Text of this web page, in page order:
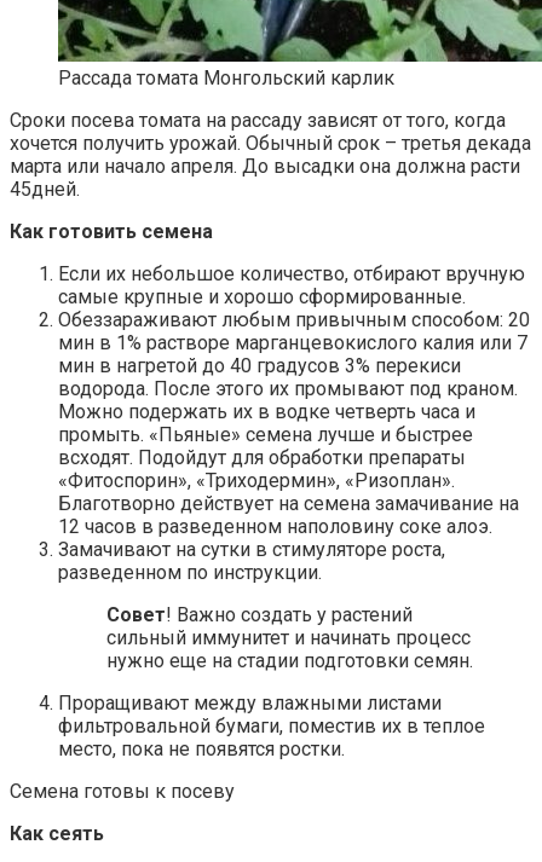
Рассада томата Монгольский карлик
Сроки посева томата на рассаду зависят от того, когда
хочется получить урожай. Обычный срок – третья декада
марта или начало апреля. До высадки она должна расти
45дней.
Как готовить семена
Если их небольшое количество, отбирают вручную
самые крупные и хорошо сформированные.
Обеззараживают любым привычным способом: 20
мин в 1% растворе марганцевокислого калия или 7
мин в нагретой до 40 градусов 3% перекиси
водорода. После этого их промывают под краном.
Можно подержать их в водке четверть часа и
промыть. «Пьяные» семена лучше и быстрее
всходят. Подойдут для обработки препараты
«Фитоспорин», «Триходермин», «Ризоплан».
Благотворно действует на семена замачивание на
12 часов в разведенном наполовину соке алоэ.
Замачивают на сутки в стимуляторе роста,
разведенном по инструкции.
Совет! Важно создать у растений
сильный иммунитет и начинать процесс
нужно еще на стадии подготовки семян.
Проращивают между влажными листами
фильтровальной бумаги, поместив их в теплое
место, пока не появятся ростки.
Семена готовы к посеву
Как сеять